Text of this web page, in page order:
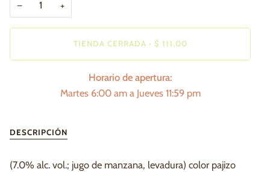
− +
TIENDA CERRADA • $ 111.00
Horario de apertura:
Martes 6:00 am a Jueves 11:59 pm
DESCRIPCIÓN
(7.0% alc. vol.; jugo de manzana, levadura) color pajizo